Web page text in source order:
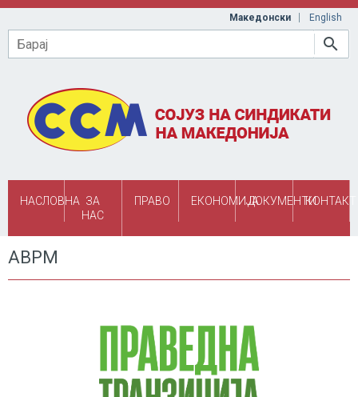
Skip to main content
Македонски English
Барај
НАСЛОВНА ЗА
НАС
ПРАВО ЕКОНОМИЈАДОКУМЕНТИКОНТАКТ
АВРМ